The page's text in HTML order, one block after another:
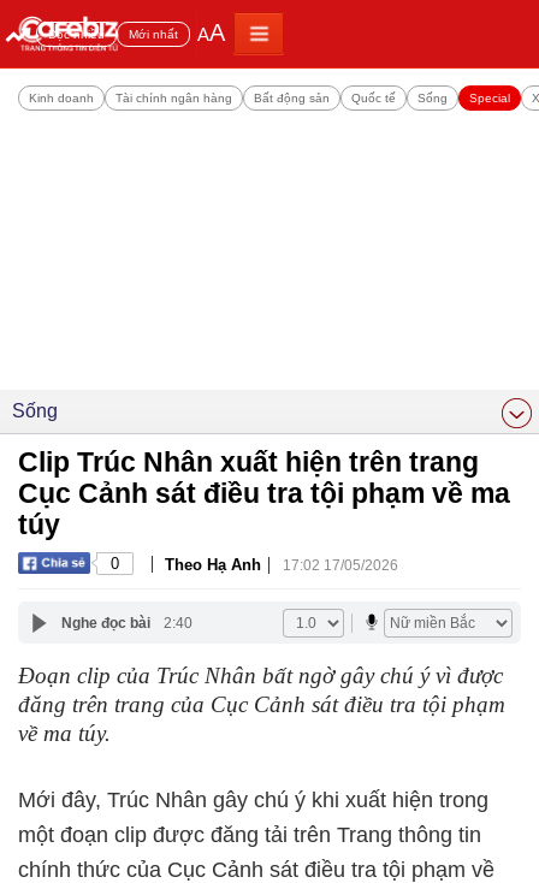
Đọc nhiều Mới nhất AA
Kinh doanh Tài chính ngân hàng Bất động sản Quốc tế Sống Special
Sống
Clip Trúc Nhân xuất hiện trên trang
Cục Cảnh sát điều tra tội phạm về ma
túy
0 | Theo Hạ Anh | 17:02 17/05/2026
Nghe đọc bài 2:40
Đoạn clip của Trúc Nhân bất ngờ gây chú ý vì được
đăng trên trang của Cục Cảnh sát điều tra tội phạm
về ma túy.
Mới đây, Trúc Nhân gây chú ý khi xuất hiện trong
một đoạn clip được đăng tải trên Trang thông tin
chính thức của Cục Cảnh sát điều tra tội phạm về